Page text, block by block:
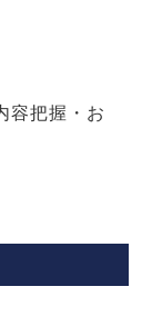
容把握・お